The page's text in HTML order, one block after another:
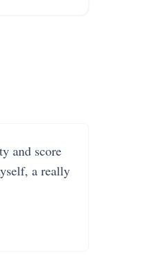
and score
a really